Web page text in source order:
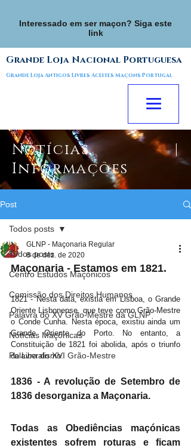
Interessado em ser maçon? Siga este
link
Grande Loja Nacional Portuguesa
Grande Loja Antigos Livres Aceites Maçons Portugal
Notícias |
Informações
Post
Todos posts
Centro Estudos Maçónicos
Comissão dos Direitos Humanos
Palavra do XV Grão-Mestre da GLNP
Notícias Maçónicas
Palavra do XVI Grão-Mestre
Todos posts
GLNP - Maçonaria Regular
8 de dez. de 2020
Maçonaria - Estamos em 1821.
1821 - Nesta data, existia em Lisboa, o Grande
Oriente Lisbonense, que teve como Grão-Mestre
o Conde Cunha. Nesta época, existiu ainda um
Grande Oriente do Porto. No entanto, a
Constituição de 1821 foi abolida, após o triunfo
do Liberalismo.
1836 - A revolução de Setembro de
1836 desorganiza a Maçonaria.
Todas as Obediências maçónicas
existentes sofrem roturas e ficam